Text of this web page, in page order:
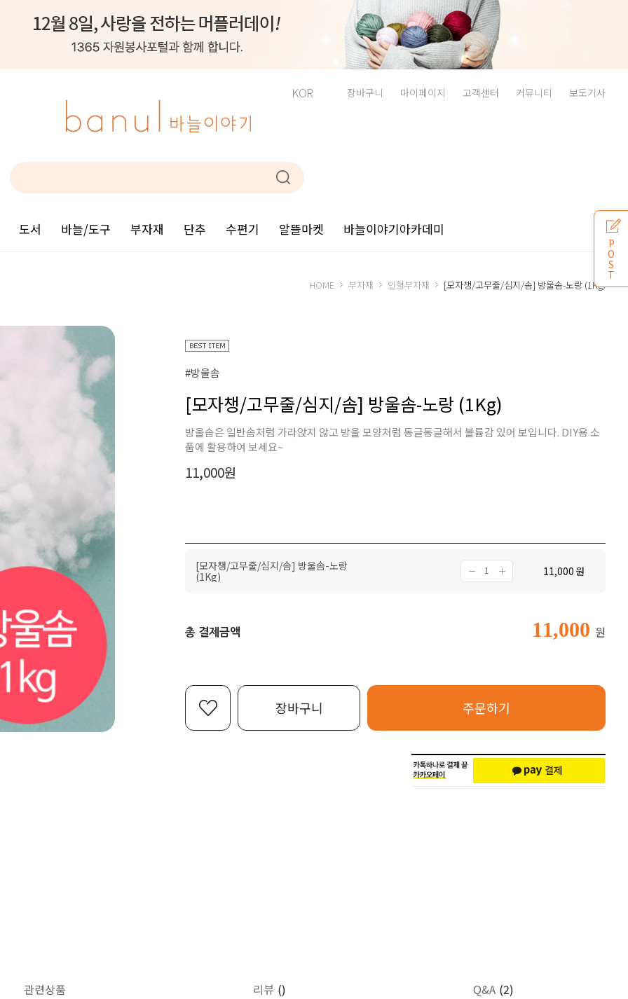
KOR 장바구니 마이페이지 고객센터 커뮤니티 보도기사
도서 바늘/도구 부자재 단추 수편기 알뜰마켓 바늘이야기아카데미
HOME 부자재 인형부자재 [모자챙/고무줄/심지/솜] 방울솜-노랑 (1Kg)
#방울솜
[모자챙/고무줄/심지/솜] 방울솜-노랑 (1Kg)
방울솜은 일반솜처럼 가라앉지 않고 방울 모양처럼 동글동글해서 볼륨감 있어 보입니다. DIY용 소
품에 활용하여 보세요~
11,000원
[모자챙/고무줄/심지/솜] 방울솜-노랑
(1Kg)
11,000 원
총 결제금액 11,000 원
장바구니 주문하기
관련상품 리뷰 () Q&A (2)
P
O
S
T